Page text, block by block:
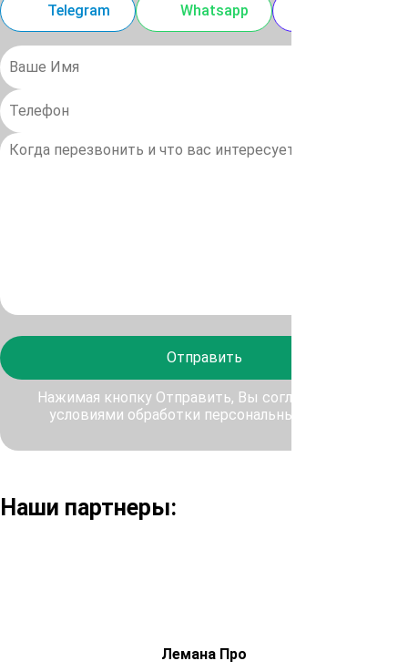
Telegram Whatsapp
Отправить
Нажимая кнопку Отправить, Вы соглашаетесь с
условиями обработки персональных данных
Наши партнеры:
Лемана Про